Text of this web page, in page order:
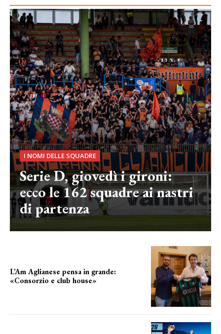
I NOMI DELLE SQUADRE
Serie D, giovedì i gironi:
ecco le 162 squadre ai nastri
di partenza
L’Am Aglianese pensa in grande:
«Consorzio e club house»